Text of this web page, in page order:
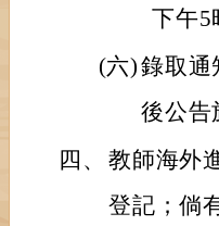
下午5
(六)錄取通
後公告
四、 教師海外
登記；倘